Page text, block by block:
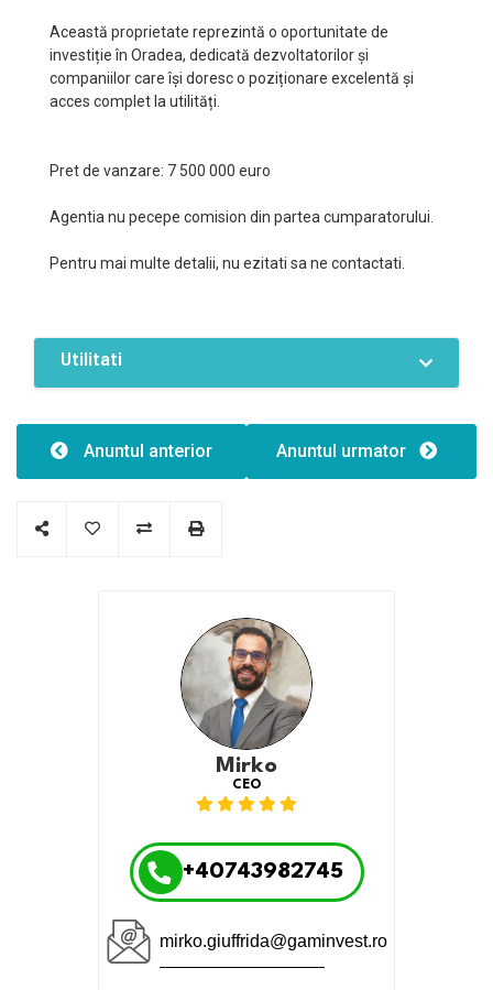
Această proprietate reprezintă o oportunitate de
investiție în Oradea, dedicată dezvoltatorilor și
companiilor care își doresc o poziționare excelentă și
acces complet la utilități.
Pret de vanzare: 7 500 000 euro
Agentia nu pecepe comision din partea cumparatorului.
Pentru mai multe detalii, nu ezitati sa ne contactati.
Utilitati
Curent
Canalizare
Oportunitate de inves
Anuntul anterior Anuntul urmator
Mirko
CEO
+40743982745
mirko.giuffrida@gaminvest.ro